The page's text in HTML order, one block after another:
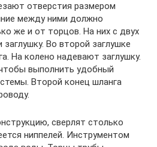
отверстия размером
между ними должно
же и от торцов. На них с двух
Во второй заглушке
На колено надевают заглушку.
выполнить удобный
Второй конец шланга
сверлят столько
ниппелей. Инструментом